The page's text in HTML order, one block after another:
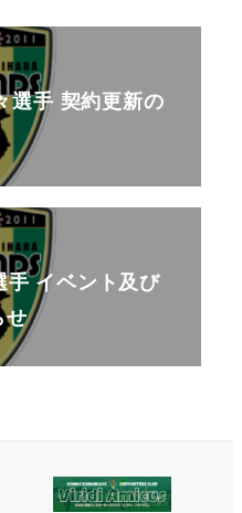
選手 契約更新の
手 イベント及び
せ